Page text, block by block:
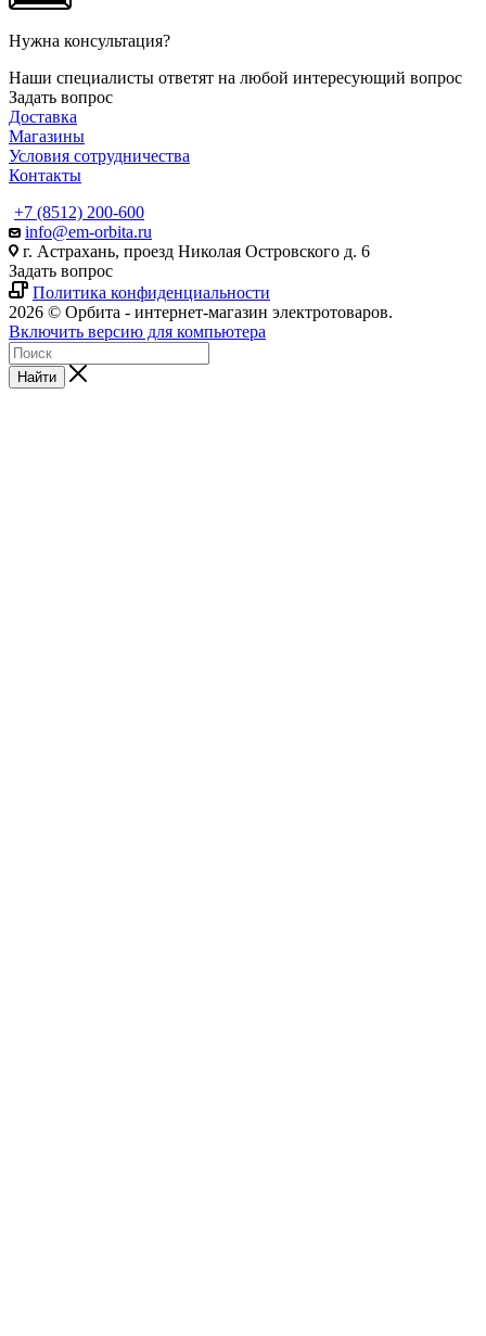
Нужна консультация?
Наши специалисты ответят на любой интересующий вопрос
Задать вопрос
Доставка
Магазины
Условия сотрудничества
Контакты
+7 (8512) 200-600
info@em-orbita.ru
г. Астрахань, проезд Николая Островского д. 6
Задать вопрос
Политика конфиденциальности
2026 © Орбита - интернет-магазин электротоваров.
Включить версию для компьютера
Найти